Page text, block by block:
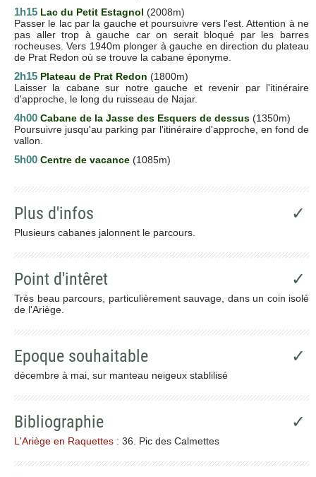
1h15 Lac du Petit Estagnol (2008m)
Passer le lac par la gauche et poursuivre vers l'est. Attention à ne
pas aller trop à gauche car on serait bloqué par les barres
rocheuses. Vers 1940m plonger à gauche en direction du plateau
de Prat Redon où se trouve la cabane éponyme.
2h15 Plateau de Prat Redon (1800m)
Laisser la cabane sur notre gauche et revenir par l'itinéraire
d'approche, le long du ruisseau de Najar.
4h00 Cabane de la Jasse des Esquers de dessus (1350m)
Poursuivre jusqu'au parking par l'itinéraire d'approche, en fond de
vallon.
5h00 Centre de vacance (1085m)
Plus d'infos ✓
Plusieurs cabanes jalonnent le parcours.
Point d'intêret ✓
Très beau parcours, particulièrement sauvage, dans un coin isolé
de l'Ariège.
Epoque souhaitable ✓
décembre à mai, sur manteau neigeux stablilisé
Bibliographie ✓
L'Ariège en Raquettes : 36. Pic des Calmettes